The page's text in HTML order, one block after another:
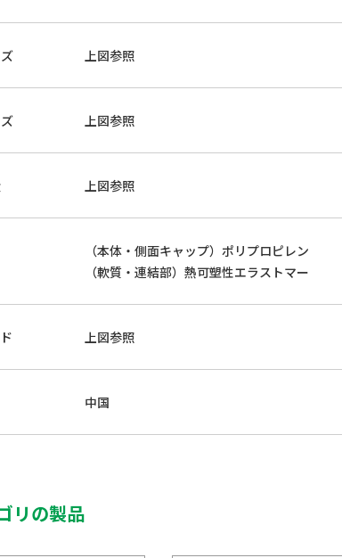
上図参照
上図参照
上図参照
（本体・側面キャップ）ポリプロピレン
（軟質・連結部）熱可塑性エラストマー
上図参照
中国
リの製品